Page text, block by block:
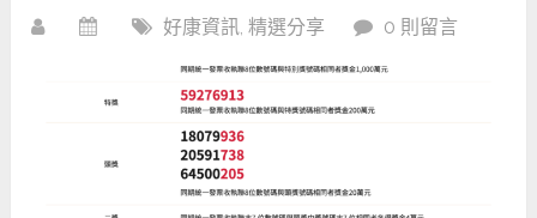
好康資訊,精選分享 0 則留言